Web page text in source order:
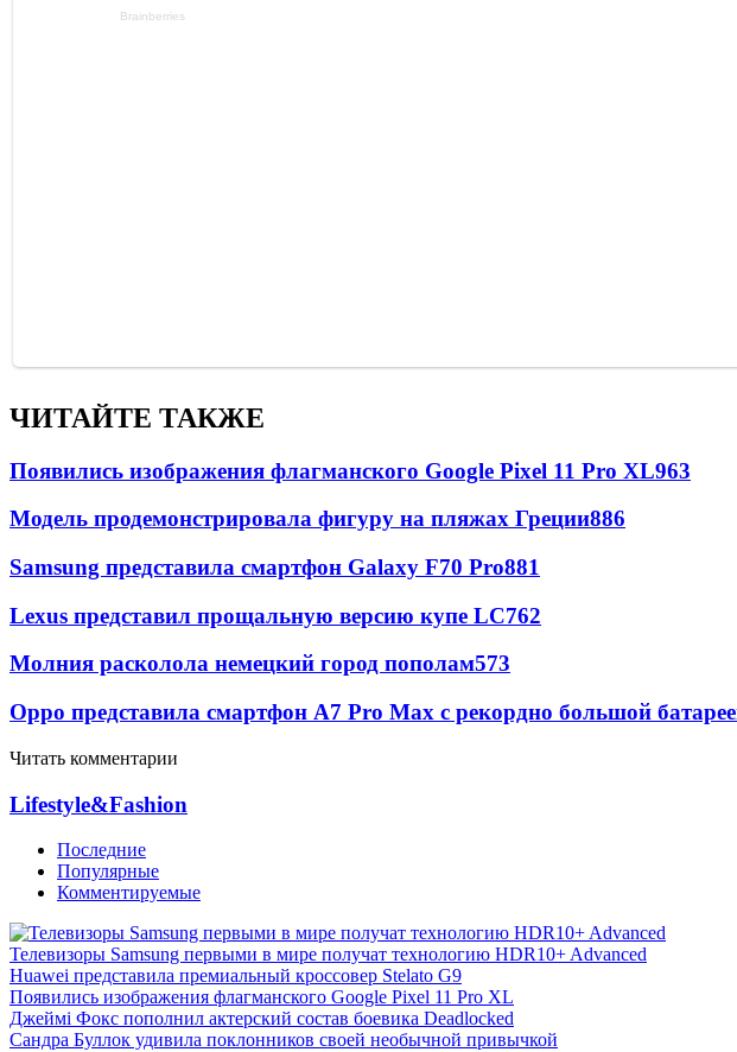
ЧИТАЙТЕ ТАКЖЕ
Появились изображения флагманского Google Pixel 11 Pro XL963
Модель продемонстрировала фигуру на пляжах Греции886
Samsung представила смартфон Galaxy F70 Pro881
Lexus представил прощальную версию купе LC762
Молния расколола немецкий город пополам573
Oppo представила смартфон A7 Pro Max с рекордно большой
Читать комментарии
Lifestyle&Fashion
Последние
Популярные
Комментируемые
Телевизоры Samsung первыми в мире получат технологию HDR10+ Advanced
Huawei представила премиальный кроссовер Stelato G9
Появились изображения флагманского Google Pixel 11 Pro XL
Джеймі Фокс пополнил актерский состав боевика Deadlocked
Сандра Буллок удивила поклонников своей необычной привычкой